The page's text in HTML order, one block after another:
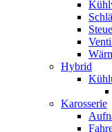
Hybrid
Karosserie